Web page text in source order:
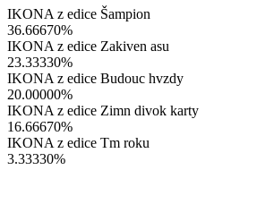
IKONA z edice Šampion
36.66670%
IKONA z edice Zakiven asu
23.33330%
IKONA z edice Budouc hvzdy
20.00000%
IKONA z edice Zimn divok karty
16.66670%
IKONA z edice Tm roku
3.33330%